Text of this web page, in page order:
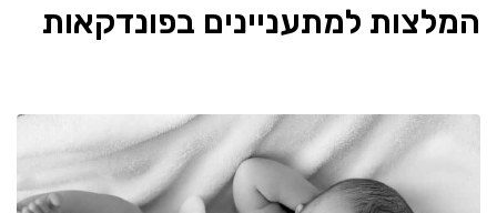
המלצות למתעניינים בפונדקאות